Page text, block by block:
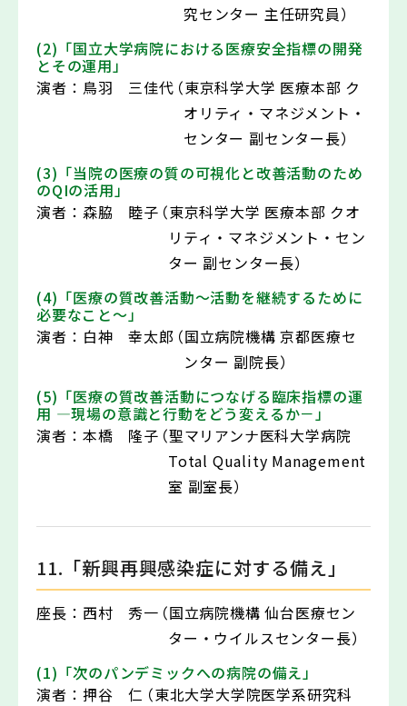
究センター 主任研究員）
(2)「国立大学病院における医療安全指標の開発
とその運用」
演者： 鳥羽 三佳代（東京科学大学 医療本部 ク
オリティ・マネジメント・
センター 副センター長）
(3)「当院の医療の質の可視化と改善活動のため
のQIの活用」
演者： 森脇 睦子（東京科学大学 医療本部 クオ
リティ・マネジメント・セン
ター 副センター長）
(4)「医療の質改善活動～活動を継続するために
必要なこと～」
演者： 白神 幸太郎（国立病院機構 京都医療セ
ンター 副院長）
(5)「医療の質改善活動につなげる臨床指標の運
用 ―現場の意識と行動をどう変えるか－」
演者： 本橋 隆子（聖マリアンナ医科大学病院
Total Quality Management
室 副室長）
11.「新興再興感染症に対する備え」
座長： 西村 秀一（国立病院機構 仙台医療セン
ター・ウイルスセンター長）
(1)「次のパンデミックへの病院の備え」
演者： 押谷 仁（東北大学大学院医学系研究科